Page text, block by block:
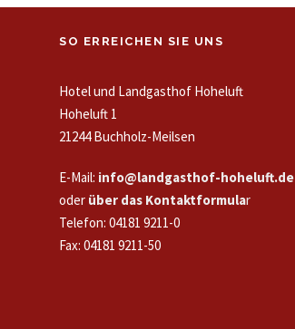
SO ERREICHEN SIE UNS
Hotel und Landgasthof Hoheluft
Hoheluft 1
21244 Buchholz-Meilsen
E-Mail: info@landgasthof-hoheluft.de
oder über das Kontaktformular
Telefon: 04181 9211-0
Fax: 04181 9211-50